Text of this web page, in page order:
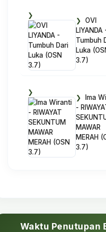
OVI
LIYANDA
Tumbuh
Luka
3.7)
Ima
-
MAWAR
MERAH
3.7)
Waktu Penutupan